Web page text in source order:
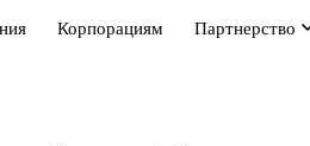
Корпорациям Партнерство